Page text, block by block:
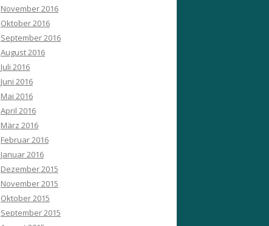
November 2016
Oktober 2016
September 2016
August 2016
Juli 2016
Juni 2016
Mai 2016
April 2016
März 2016
Februar 2016
Januar 2016
Dezember 2015
November 2015
Oktober 2015
September 2015